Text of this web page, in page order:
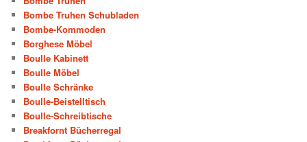
Bombe Truhen Schubladen
Bombe-Kommoden
Borghese Möbel
Boulle Kabinett
Boulle Möbel
Boulle Schränke
Boulle-Beistelltisch
Boulle-Schreibtische
Breakfornt Bücherregal